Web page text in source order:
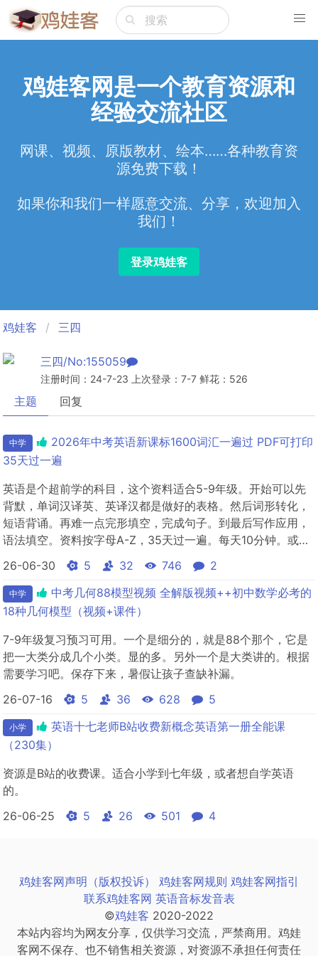
鸡娃客网是一个教育资源和
经验交流社区
网课、视频、原版教材、绘本……各种教育资
源免费下载！
如果你和我们一样愿意交流、分享，欢迎加入
我们！
登录鸡娃客
鸡娃客 三四
三四/No:155059
注册时间：24-7-23 上次登录：7-7 鲜花：526
主题 回复
中学
2026年中考英语新课标1600词汇一遍过 PDF可打印
35天过一遍
英语是个超前学的科目，这个资料适合5-9年级。开始可以先
背默，单词汉译英、英译汉都是做好的表格。然后词形转化，
短语背诵。再难一点完形填空，完成句子。到最后写作应用，
语法填空。资料按字母A-Z，35天过一遍。每天10分钟。或者
寒暑假每天一页。
26-06-30 5 32 746 2
中学
中考几何88模型视频 全解版视频++初中数学必考的
18种几何模型（视频+课件）
7-9年级复习预习可用。一个是细分的，就是88个那个，它是
把一大类分成几个小类。显的多。另外一个是大类讲的。根据
需要学习吧。保存下来，暑假让孩子查缺补漏。
26-07-16
5 36 628 5
小学
英语十七老师B站收费新概念英语第一册全能课
（230集）
资源是B站的收费课。适合小学到七年级，或者想自学英语
的。
26-06-25
5 26 501 4
鸡娃客网声明（版权投诉） 鸡娃客网规则 鸡娃客网指引
联系鸡娃客网 英语音标发音表
©鸡娃客 2020-2022
本站内容均为网友分享，仅供学习交流，严禁商用。鸡娃
客网不保存、也不销售相关资源，对资源不承担任何责任